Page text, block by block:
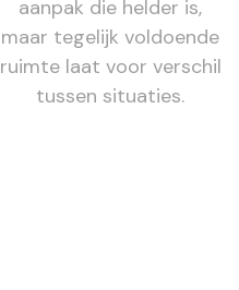
aanpak die helder is,
maar tegelijk voldoende
ruimte laat voor verschil
tussen situaties.